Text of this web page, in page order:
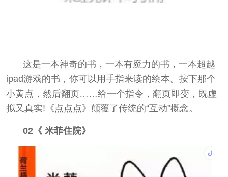
这是一本神奇的书，一本有魔力的书，一本超越
ipad游戏的书，你可以用手指来读的绘本。按下那个
小黄点，然后翻页……给一个指令，翻页即变，既虚
拟又真实!《点点点》颠覆了传统的“互动”概念。
02《 米菲住院》